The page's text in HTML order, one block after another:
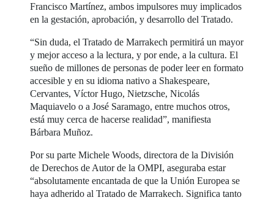
Francisco Martínez, ambos impulsores muy implicados
en la gestación, aprobación, y desarrollo del Tratado.
“Sin duda, el Tratado de Marrakech permitirá un mayor
y mejor acceso a la lectura, y por ende, a la cultura. El
sueño de millones de personas de poder leer en formato
accesible y en su idioma nativo a Shakespeare,
Cervantes, Víctor Hugo, Nietzsche, Nicolás
Maquiavelo o a José Saramago, entre muchos otros,
está muy cerca de hacerse realidad”, manifiesta
Bárbara Muñoz.
Por su parte Michele Woods, directora de la División
de Derechos de Autor de la OMPI, aseguraba estar
“absolutamente encantada de que la Unión Europea se
haya adherido al Tratado de Marrakech. Significa tanto